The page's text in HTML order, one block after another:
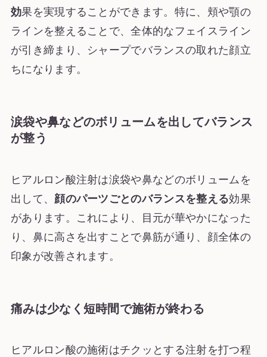
効果を実現することができます。特に、頬や顎の
ラインを整えることで、全体的なフェイスライン
が引き締まり、シャープでバランスの取れた顔立
ちになります。
涙袋や鼻などのボリュームを出してバランス
が整う
ヒアルロン酸注射は涙袋や鼻などのボリュームを
出して、 顔のパーツごとのバランスを整える効果
があります。これにより、目元が華やかになった
り、鼻に高さを出すことで鼻筋が通り、顔全体の
印象が改善されます。
痛みは少なく短時間で施術が終わる
ヒアルロン酸の施術はチクッとする注射を打つ程